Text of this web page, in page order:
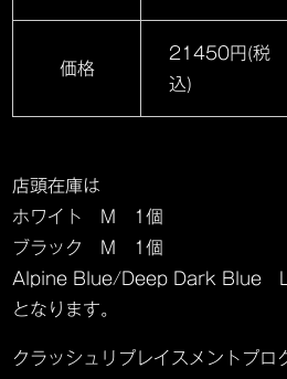
価格
21450円(税
込)
店頭在庫は
ホワイト M 1個
ブラック M 1個
Alpine Blue/Deep Dark Blue
となります。
クラッシュリプレイスメントプロ